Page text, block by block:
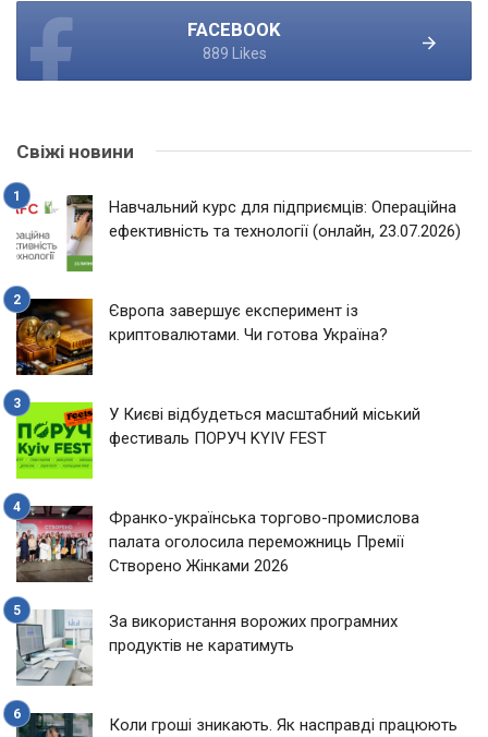
FACEBOOK
889 Likes
Свіжі новини
Навчальний курс для підприємців: Операційна
ефективність та технології (онлайн, 23.07.2026)
Європа завершує експеримент із
криптовалютами. Чи готова Україна?
У Києві відбудеться масштабний міський
фестиваль ПОРУЧ KYIV FEST
Франко-українська торгово-промислова
палата оголосила переможниць Премії
Створено Жінками 2026
За використання ворожих програмних
продуктів не каратимуть
Коли гроші зникають. Як насправді працюють